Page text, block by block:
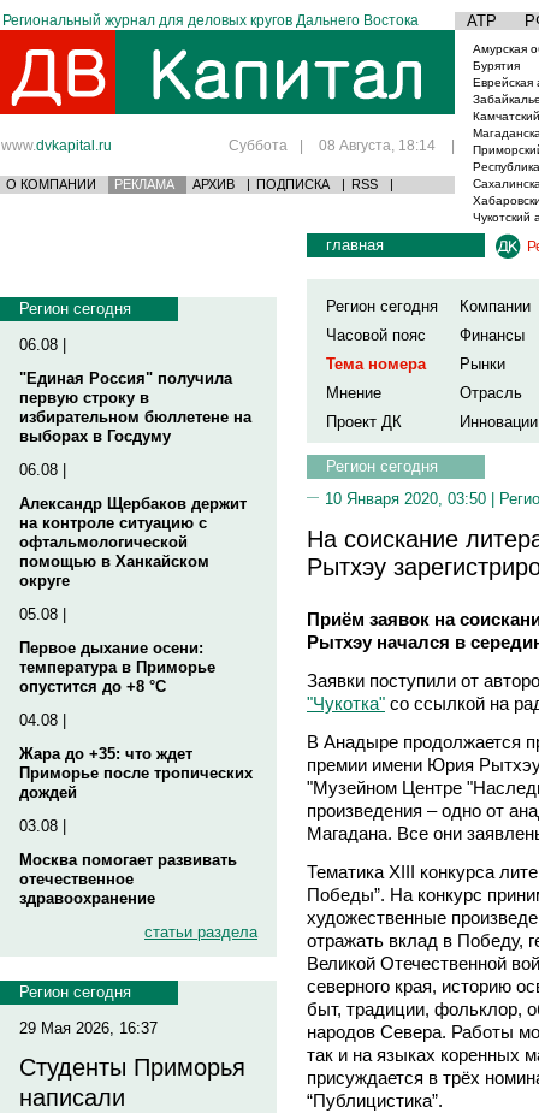
Региональный журнал для деловых кругов Дальнего Востока АТР
www.dvkapital.ru Суббота | 08 Августа, 18:14 |
О КОМПАНИИ РЕКЛАМА АРХИВ | ПОДПИСКА | RSS |
Амурская
Бурятия
Еврейская
Чукотский
Регион сегодня
06.08 |
"Единая Россия" получила
первую строку в
избирательном бюллетене на
выборах в Госдуму
06.08 |
Александр Щербаков держит
на контроле ситуацию с
офтальмологической
помощью в Ханкайском
округе
05.08 |
Первое дыхание осени:
температура в Приморье
опустится до +8 °C
04.08 |
Жара до +35: что ждет
Приморье после тропических
дождей
03.08 |
Москва помогает развивать
отечественное
здравоохранение
статьи раздела
Регион сегодня
29 Мая 2026, 16:37
Студенты Приморья
написали
главная
Регион сегодня
Компании
Часовой пояс
Финансы
Тема номера
Рынки
Мнение
Отрасль
Проект ДК
Инновации
Регион сегодня
10 Января 2020, 03:50 |
На соискание
Рытхэу
Приём заявок на
Рытхэу начался в
Заявки поступили от
"Чукотка" со ссылкой на
В Анадыре продолжается
премии имени Юрия
"Музейном Центре
произведения – одно от
Магадана. Все они
Тематика ХIII конкурса
Победы”. На конкурс
художественные
отражать вклад в Победу,
Великой Отечественной
северного края, историю
быт, традиции, фольклор,
народов Севера. Работы
так и на языках коренных
присуждается в трёх
“Публицистика”.